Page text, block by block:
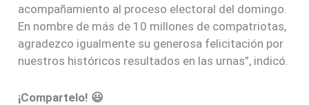
acompañamiento al proceso electoral del domingo.
En nombre de más de 10 millones de compatriotas,
agradezco igualmente su generosa felicitación por
nuestros históricos resultados en las urnas”, indicó.
¡Compartelo! 😃